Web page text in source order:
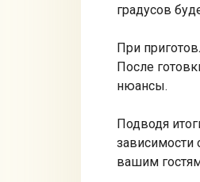
градусов
При
После
нюансы.
Подводя
зависимости
вашим